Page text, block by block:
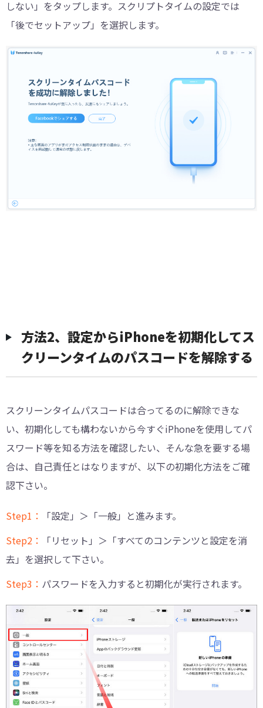
しない」をタップします。スクリプトタイムの設定では
「後でセットアップ」を選択します。
方法2、設定からiPhoneを初期化してス
クリーンタイムのパスコードを解除する
スクリーンタイムパスコードは合ってるのに解除できな
い、初期化しても構わないから今すぐiPhoneを使用してパ
スワード等を知る方法を確認したい、そんな急を要する場
合は、自己責任とはなりますが、以下の初期化方法をご確
認下さい。
Step1：
「設定」＞「一般」と進みます。
Step2：
「リセット」＞「すべてのコンテンツと設定を消
去」を選択して下さい。
Step3： パスワードを入力すると初期化が実行されます。